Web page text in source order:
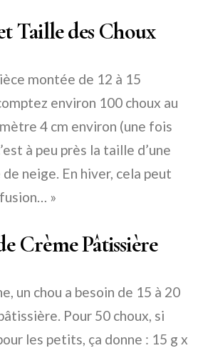
Taille des Choux
montée de 12 à 15
environ 100 choux au
4 cm environ (une fois
à peu près la taille d’une
neige. En hiver, cela peut
»
Crème Pâtissière
un chou a besoin de 15 à 20
Pour 50 choux, si
les petits, ça donne : 15 g x